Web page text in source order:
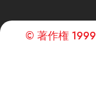
© 著作権